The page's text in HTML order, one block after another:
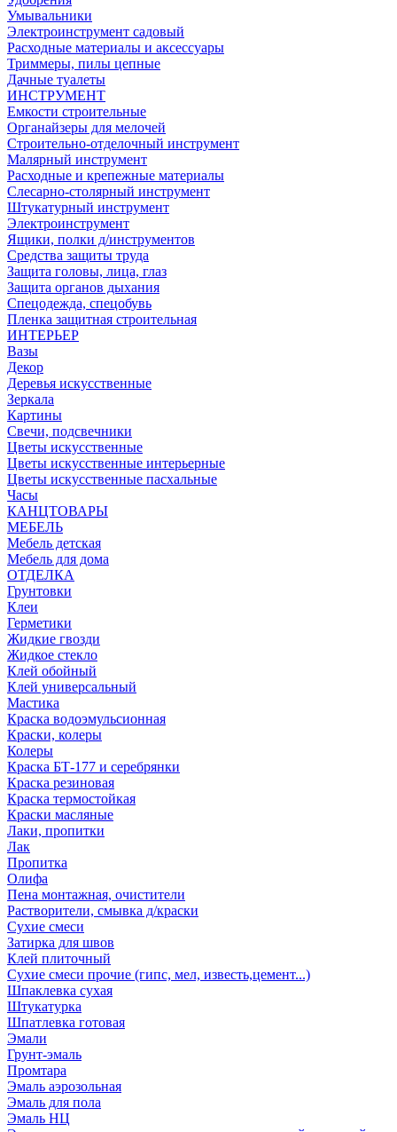
Умывальники
Электроинструмент садовый
Расходные материалы и аксессуары
Триммеры, пилы цепные
Дачные туалеты
ИНСТРУМЕНТ
Емкости строительные
Органайзеры для мелочей
Строительно-отделочный инструмент
Малярный инструмент
Расходные и крепежные материалы
Слесарно-столярный инструмент
Штукатурный инструмент
Электроинструмент
Ящики, полки д/инструментов
Средства защиты труда
Защита головы, лица, глаз
Защита органов дыхания
Спецодежда, спецобувь
Пленка защитная строительная
ИНТЕРЬЕР
Вазы
Декор
Деревья искусственные
Зеркала
Картины
Свечи, подсвечники
Цветы искусственные
Цветы искусственные интерьерные
Цветы искусственные пасхальные
Часы
КАНЦТОВАРЫ
МЕБЕЛЬ
Мебель детская
Мебель для дома
ОТДЕЛКА
Грунтовки
Клеи
Герметики
Жидкие гвозди
Жидкое стекло
Клей обойный
Клей универсальный
Мастика
Краска водоэмульсионная
Краски, колеры
Колеры
Краска БТ-177 и серебрянки
Краска резиновая
Краска термостойкая
Краски масляные
Лаки, пропитки
Лак
Пропитка
Олифа
Пена монтажная, очистители
Растворители, смывка д/краски
Сухие смеси
Затирка для швов
Клей плиточный
Сухие смеси прочие (гипс, мел, известь,цемент...)
Шпаклевка сухая
Штукатурка
Шпатлевка готовая
Эмали
Грунт-эмаль
Промтара
Эмаль аэрозольная
Эмаль для пола
Эмаль НЦ